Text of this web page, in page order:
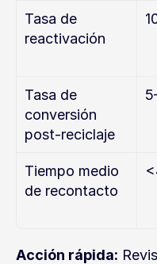
Tasa de
reactivación
Tasa de
conversión
post-reciclaje
Tiempo medio
de recontacto
Acción rápida: